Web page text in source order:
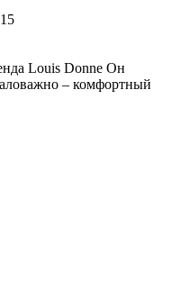
Louis Donne Он
– комфортный